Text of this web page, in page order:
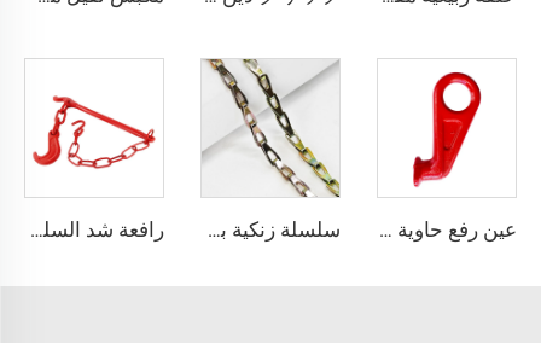
عين رفع حاوية من الفولاذ المقاوم للصدأ بزاوية 45 درجة من الدرجة 80 سلسلة زنكية بدون لحام سلسلة زخرفية للإكسسوارات رافعة شد السلسلة